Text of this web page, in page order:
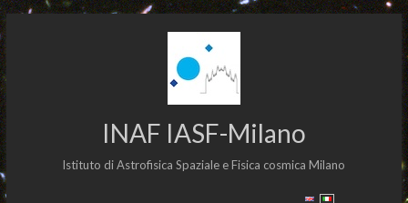
INAF IASF-Milano
Istituto di Astrofisica Spaziale e Fisica cosmica Milano